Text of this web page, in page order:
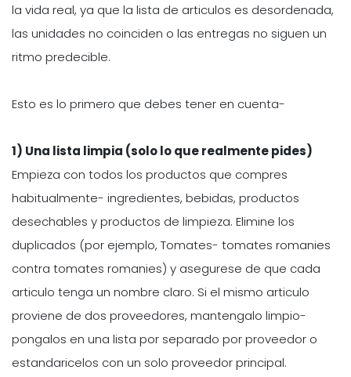
la vida real, ya que la lista de articulos es desordenada,
las unidades no coinciden o las entregas no siguen un
ritmo predecible.
Esto es lo primero que debes tener en cuenta-
1) Una lista limpia (solo lo que realmente pides)
Empieza con todos los productos que compres
habitualmente- ingredientes, bebidas, productos
desechables y productos de limpieza. Elimine los
duplicados (por ejemplo, Tomates- tomates romanies
contra tomates romanies) y asegurese de que cada
articulo tenga un nombre claro. Si el mismo articulo
proviene de dos proveedores, mantengalo limpio-
pongalos en una lista por separado por proveedor o
estandaricelos con un solo proveedor principal.